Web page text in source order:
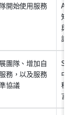
開始使用服務
AI
知
與
訊
團隊、增加自
務，以及服務
協議
中
程
言